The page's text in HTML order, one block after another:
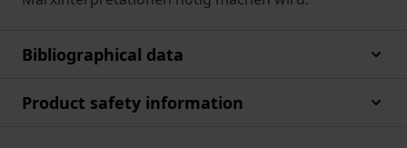
Bibliographical data
Product safety information